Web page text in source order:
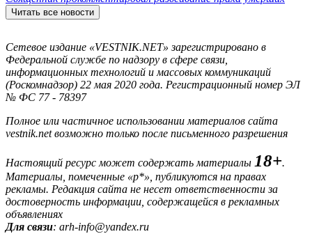
Читать все новости
Сетевое издание «VESTNIK.NET» зарегистрировано в
Федеральной службе по надзору в сфере связи,
информационных технологий и массовых коммуникаций
(Роскомнадзор) 22 мая 2020 года. Регистрационный номер ЭЛ
№ ФС 77 - 78397
Полное или частичное использовании материалов сайта
vestnik.net возможно только после письменного разрешения
Настоящий ресурс может содержать материалы 18+.
Материалы, помеченные «р*», публикуются на правах
рекламы. Редакция сайта не несет ответственности за
достоверность информации, содержащейся в рекламных
объявлениях
Для связи: arh-info@yandex.ru